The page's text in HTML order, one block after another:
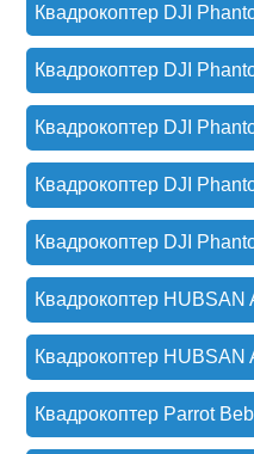
Квадрокоптер DJI
Квадрокоптер DJI
Квадрокоптер DJI
Квадрокоптер DJI
Квадрокоптер DJI
Квадрокоптер HUBSAN
Квадрокоптер HUBSAN
Квадрокоптер Parrot